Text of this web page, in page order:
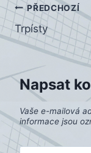
Navigace
pro
PŘEDCHOZÍ
Trpísty
Napsat
Vaše e-mailová
informace jsou